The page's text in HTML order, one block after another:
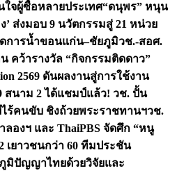
ใจผู้ซื้อหลายประเทศ“ดนุพร” หนุน
ส่งมอบ 9 นวัตกรรมสู่ 21 หน่วย
การน้ำขอนแก่น–ชัยภูมิวช.-สอศ.
คว้ารางวัล “กิจกรรมติดดาว”
2569 ดันผลงานสู่การใช้งาน
สนาม 2 ได้แชมป์แล้ว! วช. ปั้น
ร้คนขับ ชิงถ้วยพระราชทานฯวช.
องฯ และ ThaiPBS จัดศึก “หนู
เยาวชนกว่า 60 ทีมประชัน
มิปัญญาไทยด้วยวิจัยและ